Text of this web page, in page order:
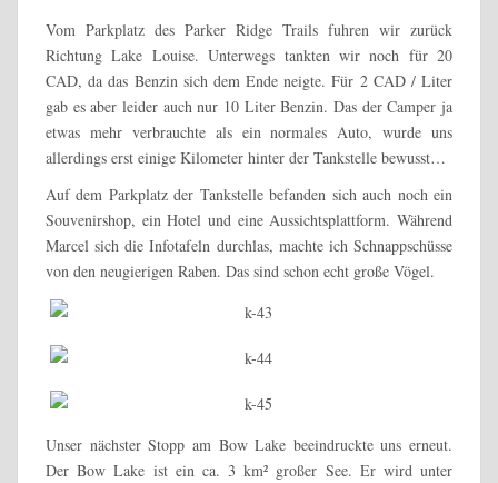
Vom Parkplatz des Parker Ridge Trails fuhren wir zurück
Richtung Lake Louise. Unterwegs tankten wir noch für 20
CAD, da das Benzin sich dem Ende neigte. Für 2 CAD / Liter
gab es aber leider auch nur 10 Liter Benzin. Das der Camper ja
etwas mehr verbrauchte als ein normales Auto, wurde uns
allerdings erst einige Kilometer hinter der Tankstelle bewusst…
Auf dem Parkplatz der Tankstelle befanden sich auch noch ein
Souvenirshop, ein Hotel und eine Aussichtsplattform. Während
Marcel sich die Infotafeln durchlas, machte ich Schnappschüsse
von den neugierigen Raben. Das sind schon echt große Vögel.
Unser nächster Stopp am Bow Lake beeindruckte uns erneut.
Der Bow Lake ist ein ca. 3 km² großer See. Er wird unter